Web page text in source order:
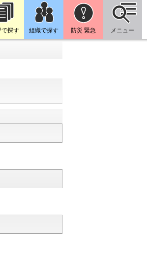
で探す 組織で探す 防災 緊急 メニュー